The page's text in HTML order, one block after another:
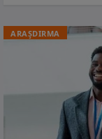
ARAŞDIRMA